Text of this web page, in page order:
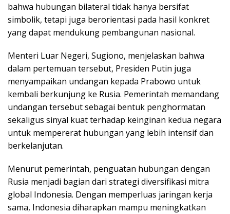
bahwa hubungan bilateral tidak hanya bersifat
simbolik, tetapi juga berorientasi pada hasil konkret
yang dapat mendukung pembangunan nasional.
Menteri Luar Negeri, Sugiono, menjelaskan bahwa
dalam pertemuan tersebut, Presiden Putin juga
menyampaikan undangan kepada Prabowo untuk
kembali berkunjung ke Rusia. Pemerintah memandang
undangan tersebut sebagai bentuk penghormatan
sekaligus sinyal kuat terhadap keinginan kedua negara
untuk mempererat hubungan yang lebih intensif dan
berkelanjutan.
Menurut pemerintah, penguatan hubungan dengan
Rusia menjadi bagian dari strategi diversifikasi mitra
global Indonesia. Dengan memperluas jaringan kerja
sama, Indonesia diharapkan mampu meningkatkan